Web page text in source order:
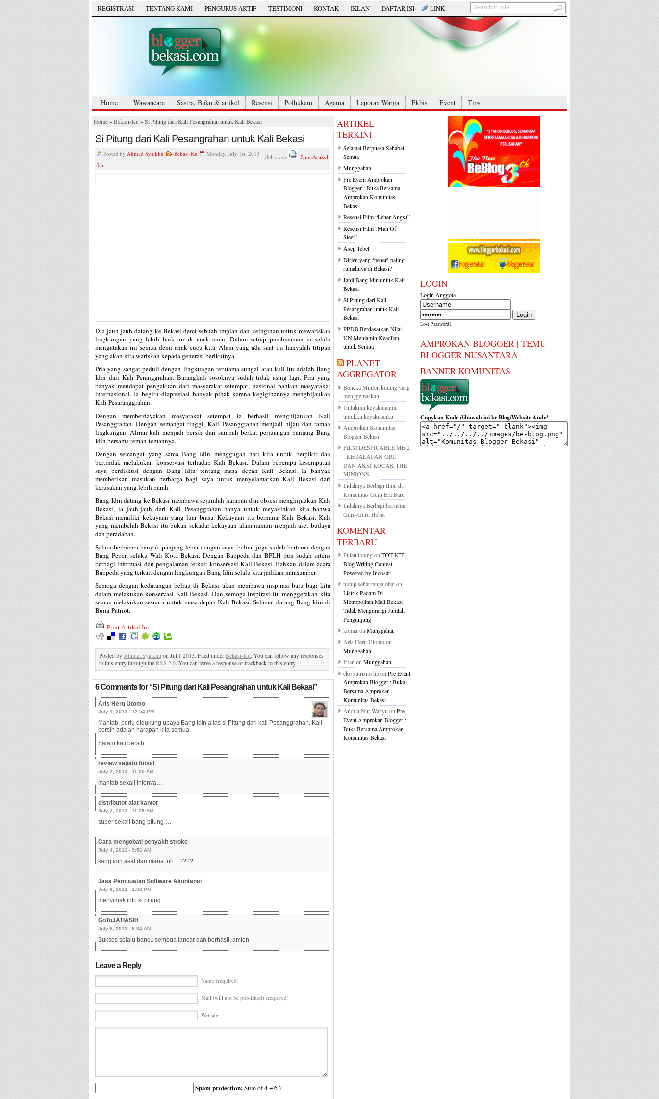
REGISTRASI TENTANG KAMI PENGURUS AKTIF TESTIMONI KONTAK IKLAN DAFTAR ISI LINK
Home Wawancara Sastra, Buku & artikel Resensi Polhukam Agama Laporan Warga Ekbis Event Tips
Home»Bekasi-Ku » Si Pitung dari Kali Pesangrahan untuk Kali Bekasi
Si Pitung dari Kali Pesangrahan untuk Kali Bekasi
Posted by Ahmad Syaikhu Bekasi-Ku Monday, July 1st, 2013 184 views
Print Artikel
Ini
Dia jauh-jauh datang ke Bekasi demi sebuah impian dan keinginan untuk mewariskan
lingkungan yang lebih baik untuk anak cucu. Dalam setiap pembicaraan ia selalu
mengatakan ini semua demi anak cucu kita. Alam yang ada saat ini hanyalah titipan
yang akan kita wariskan kepada generasi berikutnya.
Pria yang sangat peduli dengan lingkungan terutama sungai atau kali itu adalah Bang
Idin dari Kali Peranggrahan. Barangkali sosoknya sudah tidak asing lagi. Pria yang
banyak mendapat pengakuan dari masyarakat setempat, nasional bahkan masyarakat
internasional. Ia begitu diapresiasi banyak pihak karena kegigihannya menghijaukan
Kali Pesaranggrahan.
Dengan memberdayakan masyarakat setempat ia berhasil menghijaukan Kali
Pesanggrahan. Dengan semangat tinggi, Kali Pesanggrahan menjadi hijau dan ramah
lingkungan. Aliran kali menjadi bersih dari sampah berkat perjuangan panjang Bang
Idin bersama teman-temannya.
Dengan semangat yang sama Bang Idin menggugah hati kita untuk berpikir dan
bertindak melakukan konservasi terhadap Kali Bekasi. Dalam beberapa kesempatan
saya berdiskusi dengan Bang Idin tentang masa depan Kali Bekasi. Ia banyak
memberikan masukan berharga bagi saya untuk menyelamatkan Kali Bekasi dari
kerusakan yang lebih parah.
Bang Idin datang ke Bekasi membawa sejumlah harapan dan obsesi menghijaukan Kali
Bekasi, ia jauh-jauh dari Kali Pesanggrahan hanya untuk meyakinkan kita bahwa
Bekasi memiliki kekayaan yang luar biasa. Kekayaan itu bernama Kali Bekasi. Kali
yang membelah Bekasi itu bukan sekadar kekayaan alam namun menjadi aset budaya
dan peradaban.
Selain berbicara banyak panjang lebar dengan saya, beliau juga sudah bertemu dengan
Bang Pepen selaku Wali Kota Bekasi. Dengan Bappeda dan BPLH pun sudah intens
berbagi informasi dan pengalaman terkait konservasi Kali Bekasi. Bahkan dalam acara
Bappeda yang terkait dengan lingkungan Bang Idin selalu kita jadikan narasumber.
Semoga dengan kedatangan beliau di Bekasi akan membawa inspirasi baru bagi kita
dalam melakukan konservasi Kali Bekasi. Dan semoga inspirasi itu menggerakan kita
semua melakukan sesuatu untuk masa depan Kali Bekasi. Selamat datang Bang Idin di
Bumi Patriot.
Print Artikel Ini
Posted by Ahmad Syaikhu on Jul 1 2013. Filed underBekasi-Ku. You can follow any responses
to this entry through theRSS 2.0. You can leave a response or trackback to this entry
6 Comments for“Si Pitung dari Kali Pesangrahan untuk Kali Bekasi”
Aris Heru Utomo
July 1, 2013 - 12:54 PM
Mantab, perlu didukung upaya Bang Idin alias si Pitung dari kali Pesanggrahan. Kali
bersih adalah harapan kita semua.
Salam kali bersih
review sepatu futsal
July 2, 2013 - 11:20 AM
mantab sekali infonya….
distributor alat kantor
July 2, 2013 - 11:25 AM
super sekali bang pitung….
Cara mengobati penyakit stroke
July 4, 2013 - 9:56 AM
kang idin asal dari mana tuh…????
Jasa Pembuatan Software Akuntansi
July 6, 2013 - 1:02 PM
menyimak info si pitung
GoToJATIASIH
July 8, 2013 - 6:34 AM
Sukses selalu bang.. semoga lancar dan berhasil. amien
Leave a Reply
Name (required)
Mail (will not be published) (required)
Website
Spam protection:Sum of 4 + 6 ?
ARTIKEL
TERKINI
Selamat Berpuasa Sahabat
Semua
Munggahan
Pre Event Amprokan
Blogger : Buka Bersama
Amprokan Komunitas
Bekasi
Resensi Film “Leher Angsa”
Resensi Film “Man Of
Steel”
Asep Tebel
Dirjen yang ‘bener’ paling
rumahnya di Bekasi?
Janji Bang Idin untuk Kali
Bekasi
Si Pitung dari Kali
Pesangrahan untuk Kali
Bekasi
PPDB Berdasarkan Nilai
UN Menjamin Keadilan
untuk Semua
PLANET
AGGREGATOR
Boneka Minion kuning yang
menggemaskan
Untukmu keyakinanmu
untukku keyakinanku
Amprokan Komunitas
Blogger Bekasi
FILM DESPICABLE ME-2
: KEGALAUAN GRU
DAN AKSI KOCAK THE
MINIONS
Indahnya Berbagi Ilmu di
Komunitas Guru Era Baru
Indahnya Berbagi bersama
Guru-Guru Hebat
KOMENTAR
TERBARU
Pulau tidung on TOT ICT,
Blog Writing Contest
Powered by Indosat
hidup sehat tanpa obat on
Listrik Padam Di
Metropolitan Mall Bekasi
Tidak Mengurangi Jumlah
Pengunjung
komar on Munggahan
Aris Heru Utomo on
Munggahan
Irfan on Munggahan
eko sutrisno hp on Pre Event
Amprokan Blogger : Buka
Bersama Amprokan
Komunitas Bekasi
Andria Nur Wahyu on Pre
Event Amprokan Blogger :
Buka Bersama Amprokan
Komunitas Bekasi
LOGIN
Login Anggota
Lost Password?
AMPROKAN BLOGGER | TEMU
BLOGGER NUSANTARA
BANNER KOMUNITAS
Copykan Kode dibawah ini ke Blog/Website Anda!